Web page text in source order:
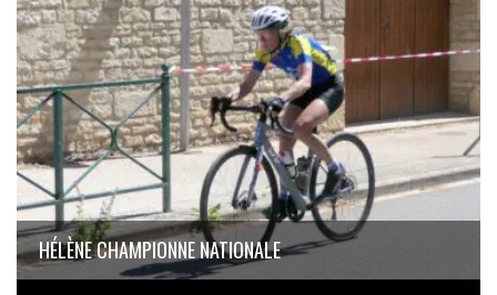
HÉLÈNE CHAMPIONNE NATIONALE